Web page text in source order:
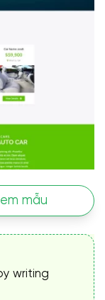
mẫu
writing